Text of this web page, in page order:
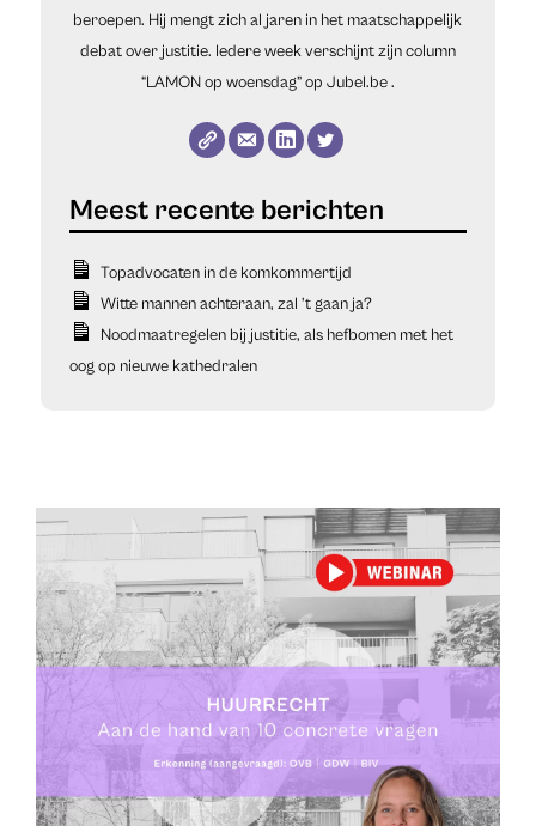
beroepen. Hij mengt zich al jaren in het maatschappelijk
debat over justitie. Iedere week verschijnt zijn column
“LAMON op woensdag” op Jubel.be.
Topadvocaten in de komkommertijd
Witte mannen achteraan, zal ’t gaan ja?
Noodmaatregelen bij justitie, als hefbomen met het
oog op nieuwe kathedralen